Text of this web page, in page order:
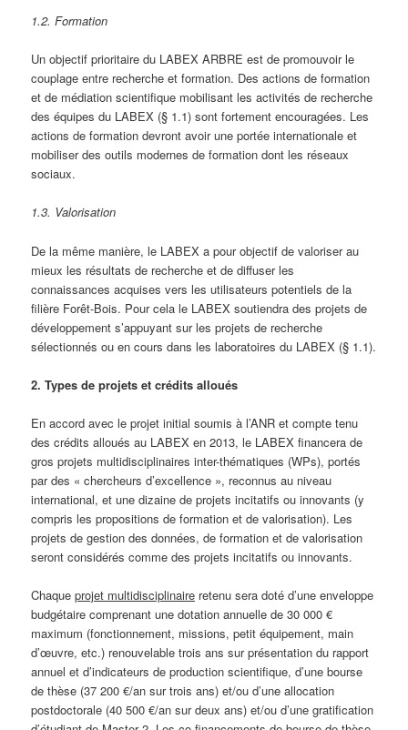
1.2. Formation
Un objectif prioritaire du LABEX ARBRE est de promouvoir le
couplage entre recherche et formation. Des actions de formation
et de médiation scientifique mobilisant les activités de recherche
des équipes du LABEX (§ 1.1) sont fortement encouragées. Les
actions de formation devront avoir une portée internationale et
mobiliser des outils modernes de formation dont les réseaux
sociaux.
1.3. Valorisation
De la même manière, le LABEX a pour objectif de valoriser au
mieux les résultats de recherche et de diffuser les
connaissances acquises vers les utilisateurs potentiels de la
filière Forêt-Bois. Pour cela le LABEX soutiendra des projets de
développement s’appuyant sur les projets de recherche
sélectionnés ou en cours dans les laboratoires du LABEX (§ 1.1).
2. Types de projets et crédits alloués
En accord avec le projet initial soumis à l’ANR et compte tenu
des crédits alloués au LABEX en 2013, le LABEX financera de
gros projets multidisciplinaires inter-thématiques (WPs), portés
par des « chercheurs d’excellence », reconnus au niveau
international, et une dizaine de projets incitatifs ou innovants (y
compris les propositions de formation et de valorisation). Les
projets de gestion des données, de formation et de valorisation
seront considérés comme des projets incitatifs ou innovants.
Chaqueprojet multidisciplinaire retenu sera doté d’une enveloppe
budgétaire comprenant une dotation annuelle de 30 000 €
maximum (fonctionnement, missions, petit équipement, main
d’œuvre, etc.) renouvelable trois ans sur présentation du rapport
annuel et d’indicateurs de production scientifique, d’une bourse
de thèse (37 200 €/an sur trois ans) et/ou d’une allocation
postdoctorale (40 500 €/an sur deux ans) et/ou d’une gratification